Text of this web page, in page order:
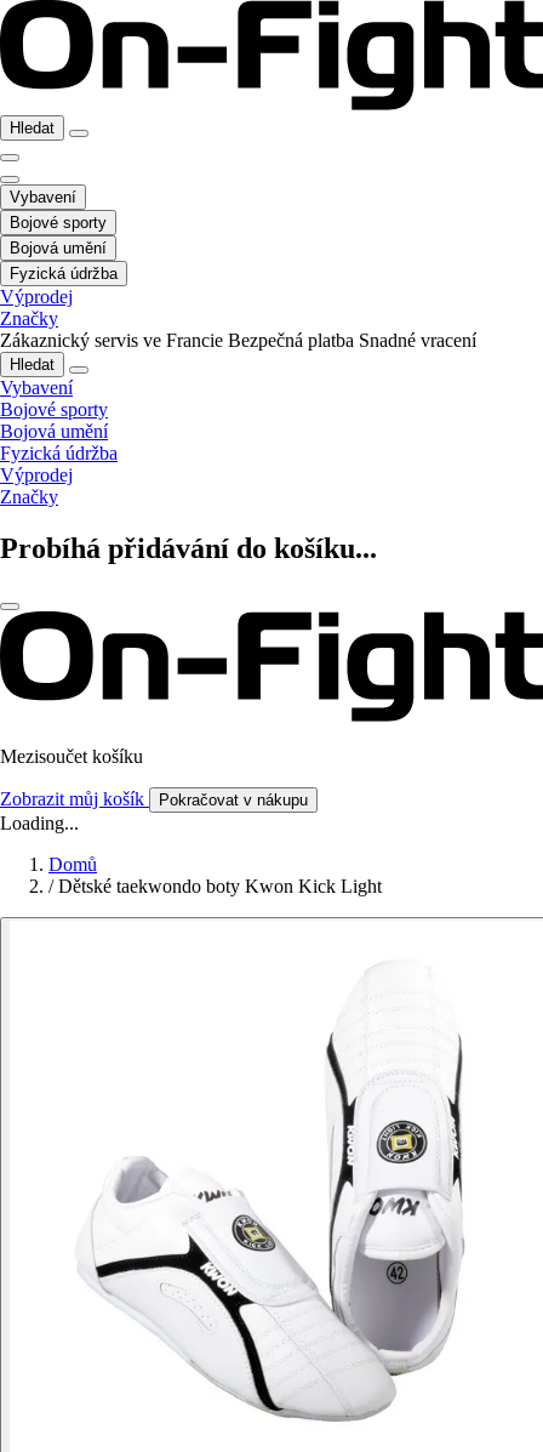
Hledat
Vybavení
Bojové sporty
Bojová umění
Fyzická údržba
Výprodej
Značky
Zákaznický servis ve Francie Bezpečná platba Snadné vracení
Hledat
Vybavení
Bojové sporty
Bojová umění
Fyzická údržba
Výprodej
Značky
Probíhá přidávání do košíku...
Mezisoučet košíku
Zobrazit můj košík Pokračovat v nákupu
Loading...
Domů
/ Dětské taekwondo boty Kwon Kick Light